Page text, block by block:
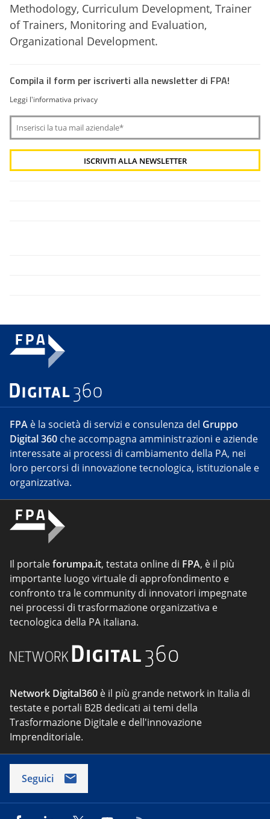
Methodology, Curriculum Development, Trainer
of Trainers, Monitoring and Evaluation,
Organizational Development.
Compila il form per iscriverti alla newsletter di FPA!
Leggi l'informativa privacy
FPA è la società di servizi e consulenza del Gruppo
Digital 360 che accompagna amministrazioni e aziende
interessate ai processi di cambiamento della PA, nei
loro percorsi di innovazione tecnologica, istituzionale e
organizzativa.
Il portaleforumpa.it, testata online di FPA, è il più
importante luogo virtuale di approfondimento e
confronto tra le community di innovatori impegnate
nei processi di trasformazione organizzativa e
tecnologica della PA italiana.
Network Digital360 è il più grande network in Italia di
testate e portali B2B dedicati ai temi della
Trasformazione Digitale e dell'innovazione
Imprenditoriale.
Seguici